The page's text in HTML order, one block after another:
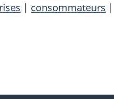
| consommateurs |